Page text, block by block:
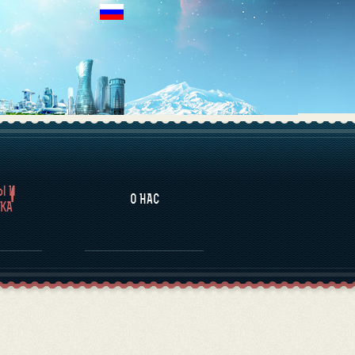
И
О НАС